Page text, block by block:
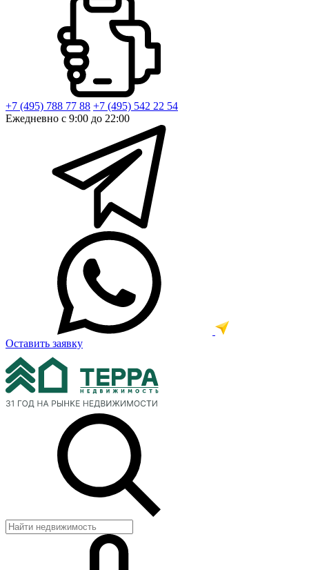
+7 (495) 788 77 88 +7 (495) 542 22 54
Ежедневно с 9:00 до 22:00
Оставить заявку